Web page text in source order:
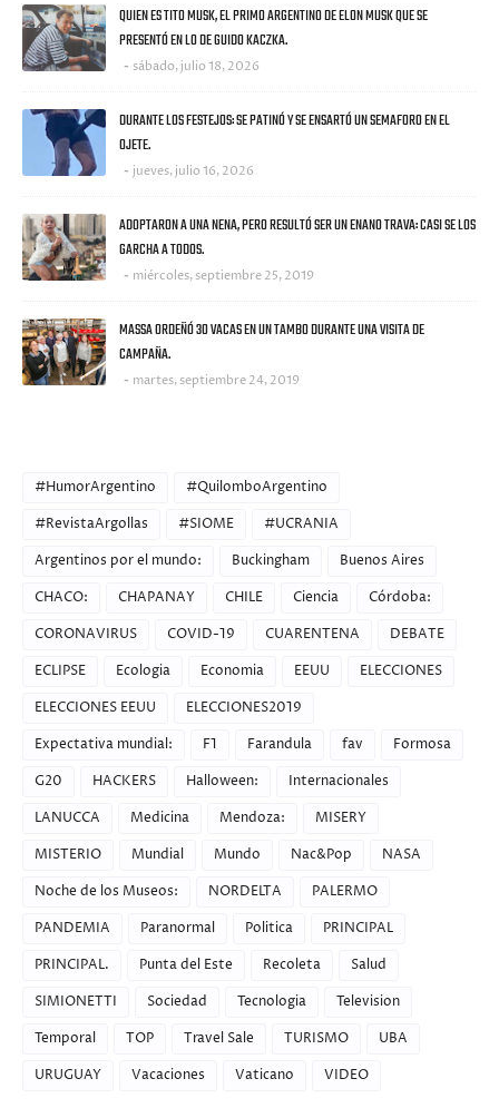
QUIEN ES TITO MUSK, EL PRIMO ARGENTINO DE ELON MUSK QUE SE
PRESENTÓ EN LO DE GUIDO KACZKA.
sábado, julio 18, 2026
DURANTE LOS FESTEJOS: SE PATINÓ Y SE ENSARTÓ UN SEMAFORO EN EL
OJETE.
jueves, julio 16, 2026
ADOPTARON A UNA NENA, PERO RESULTÓ SER UN ENANO TRAVA: CASI SE LOS
GARCHA A TODOS.
miércoles, septiembre 25, 2019
MASSA ORDEÑÓ 30 VACAS EN UN TAMBO DURANTE UNA VISITA DE
CAMPAÑA.
martes, septiembre 24, 2019
#HumorArgentino
#QuilomboArgentino
#RevistaArgollas
#SIOME
#UCRANIA
Argentinos por el mundo:
Buckingham
Buenos Aires
CHACO:
CHAPANAY CHILE Ciencia
Córdoba:
CORONAVIRUS
COVID-19 CUARENTENA
DEBATE
ECLIPSE
Ecologia Economia EEUU
ELECCIONES
ELECCIONES EEUU
ELECCIONES2019
Expectativa mundial:
F1 Farandula fav
Formosa
G20
HACKERS Halloween:
Internacionales
LANUCCA
Medicina Mendoza:
MISERY
MISTERIO
Mundial Mundo Nac&Pop
NASA
Noche de los Museos:
NORDELTA
PALERMO
PANDEMIA
Paranormal Politica
PRINCIPAL
PRINCIPAL.
Punta del Este Recoleta
Salud
SIMIONETTI
Sociedad Tecnologia
Television
Temporal
TOP Travel Sale TURISMO
UBA
URUGUAY
Vacaciones Vaticano VIDEO